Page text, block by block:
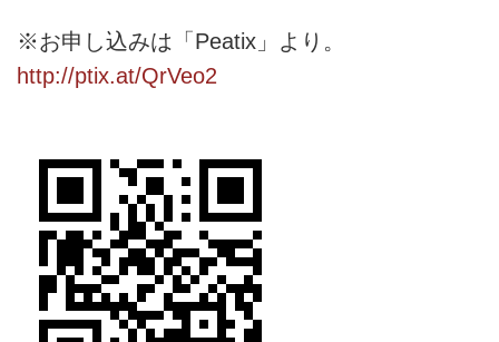
※お申し込みは「Peatix」より。
http://ptix.at/QrVeo2